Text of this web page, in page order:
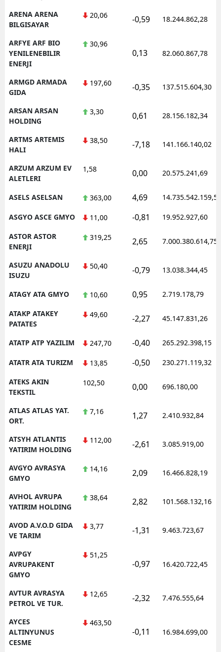
ARENA ARENA
BILGISAYAR
20,06 -0,59 18.244.862,28
ARFYE ARF BIO
YENILENEBILIR
ENERJI
30,96
0,13 82.060.867,78
ARMGD ARMADA
GIDA
197,60 -0,35 137.515.604,30
ARSAN ARSAN
HOLDING
3,30 0,61 28.156.182,34
ARTMS ARTEMIS
HALI
38,50 -7,18 141.166.140,02
ARZUM ARZUM EV
ALETLERI
1,58 0,00 20.575.241,69
ASELS ASELSAN 363,00 4,69 14.735.542.159,50
ASGYO ASCE GMYO 11,00 -0,81 19.952.927,60
ASTOR ASTOR
ENERJI
319,25 2,65 7.000.380.614,75
ASUZU ANADOLU
ISUZU
50,40 -0,79 13.038.344,45
ATAGY ATA GMYO 10,60 0,95 2.719.178,79
ATAKP ATAKEY
PATATES
49,60 -2,27 45.147.831,26
ATATP ATP YAZILIM 247,70 -0,40 265.292.398,15
ATATR ATA TURIZM 13,85 -0,50 230.271.119,32
ATEKS AKIN
TEKSTIL
102,50 0,00 696.180,00
ATLAS ATLAS YAT.
ORT.
7,16 1,27 2.410.932,84
ATSYH ATLANTIS
YATIRIM HOLDING
112,00 -2,61 3.085.919,00
AVGYO AVRASYA
GMYO
14,16 2,09 16.466.828,19
AVHOL AVRUPA
YATIRIM HOLDING
38,64 2,82 101.568.132,16
AVOD A.V.O.D GIDA
VE TARIM
3,77 -1,31 9.463.723,67
AVPGY
AVRUPAKENT
GMYO
51,25
-0,97 16.420.722,45
AVTUR AVRASYA
PETROL VE TUR.
12,65 -2,32 7.476.555,64
AYCES
ALTINYUNUS
CESME
463,50
-0,11 16.984.699,00